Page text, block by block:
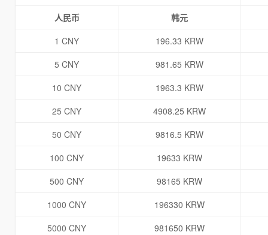
人民币
韩元
1 CNY
196.33 KRW
5 CNY
981.65 KRW
10 CNY
1963.3 KRW
25 CNY
4908.25 KRW
50 CNY
9816.5 KRW
100 CNY
19633 KRW
500 CNY
98165 KRW
1000 CNY
196330 KRW
5000 CNY
981650 KRW